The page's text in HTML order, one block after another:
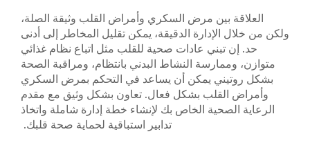
العلاقة بين مرض السكري وأمراض القلب وثيقة الصلة،
ولكن من خلال الإدارة الدقيقة، يمكن تقليل المخاطر إلى أدنى
حد. إن تبني عادات صحية للقلب مثل اتباع نظام غذائي
متوازن، وممارسة النشاط البدني بانتظام، ومراقبة الصحة
بشكل روتيني يمكن أن يساعد في التحكم بمرض السكري
وأمراض القلب بشكل فعال. تعاون بشكل وثيق مع مقدم
الرعاية الصحية الخاص بك لإنشاء خطة إدارة شاملة واتخاذ
تدابير استباقية لحماية صحة قلبك.